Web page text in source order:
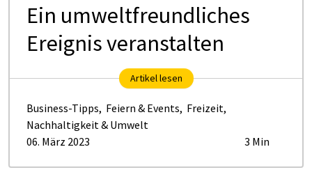
Ein umweltfreundliches
Ereignis veranstalten
Artikel lesen
Business-Tipps, Feiern & Events, Freizeit,
Nachhaltigkeit & Umwelt
06. März 2023
3 Min